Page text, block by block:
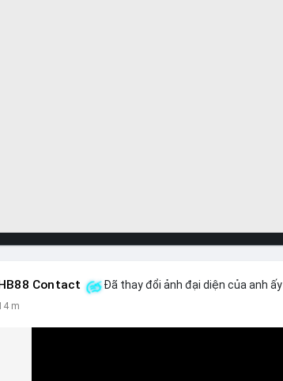
Contact Đã thay đổi ảnh đại diện của anh ấy
m